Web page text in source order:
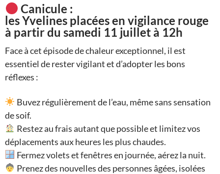
Canicule :
les Yvelines placées en vigilance rouge
à partir du samedi 11 juillet à 12h
Face à cet épisode de chaleur exceptionnel, il est
essentiel de rester vigilant et d’adopter les bons
réflexes :
Buvez régulièrement de l’eau, même sans sensation
de soif.
Restez au frais autant que possible et limitez vos
déplacements aux heures les plus chaudes.
Fermez volets et fenêtres en journée, aérez la nuit.
Prenez des nouvelles des personnes âgées, isolées